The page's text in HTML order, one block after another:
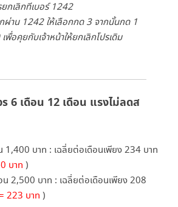
2500
ยกเลิกทีเบอร์ 1242
ผ่าน 1242 ให้เลือกกด 3 จากนั้นกด 1
พื่อคุยกับเจ้าหน้าให้ยกเลิกโปรเดิม
6 เดือน 12 เดือน แรงไม่ลดส
1,400 บาท : เฉลี่ยต่อเดือนเพียง 234 บาท
บาท )
2,500 บาท : เฉลี่ยต่อเดือนเพียง 208
223 บาท )